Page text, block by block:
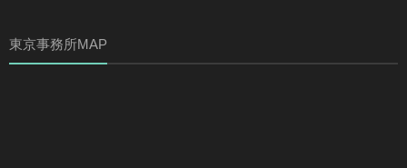
東京事務所MAP